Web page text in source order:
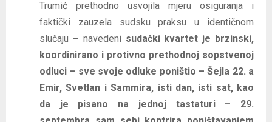
Trumić prethodno usvojila mjeru osiguranja i
faktički zauzela sudsku praksu u identičnom
slučaju – navedeni sudački kvartet je brzinski,
koordinirano i protivno prethodnoj sopstvenoj
odluci – sve svoje odluke poništio – Šejla 22. a
Emir, Svetlan i Sammira, isti dan, isti sat, kao
da je pisano na jednoj tastaturi – 29.